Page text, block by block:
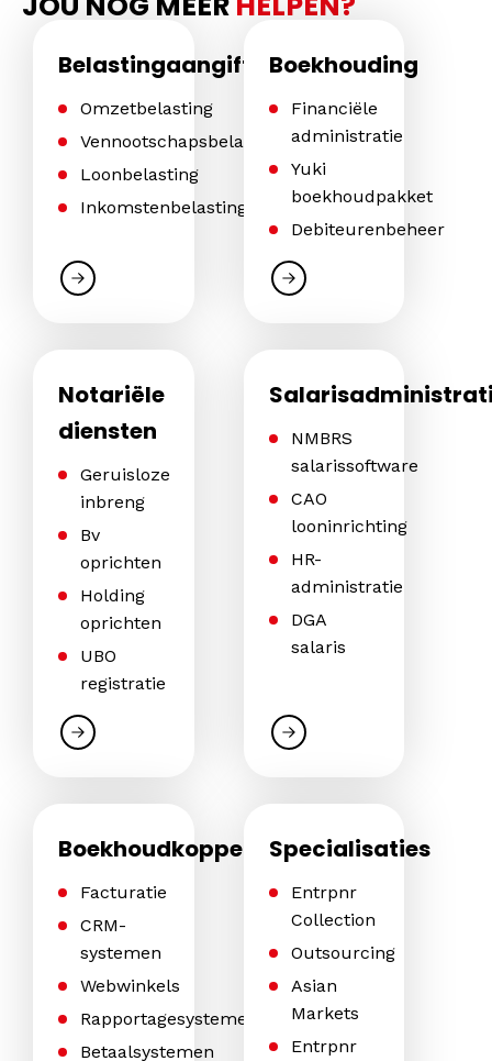
Belastingaangiftes
Omzetbelasting
Vennootschapsbelasting
Loonbelasting
Inkomstenbelasting
Boekhouding
Financiële
administratie
Yuki
boekhoudpakket
Debiteurenbeheer
Notariële
diensten
Geruisloze
inbreng
Bv
oprichten
Holding
oprichten
UBO
registratie
NMBRS
salarissoftware
CAO
looninrichting
HR-
administratie
DGA
salaris
Boekhoudkoppelingen
Facturatie
CRM-
systemen
Webwinkels
Rapportagesystemen
Betaalsystemen
Specialisaties
Entrpnr
Collection
Outsourcing
Asian
Markets
Entrpnr